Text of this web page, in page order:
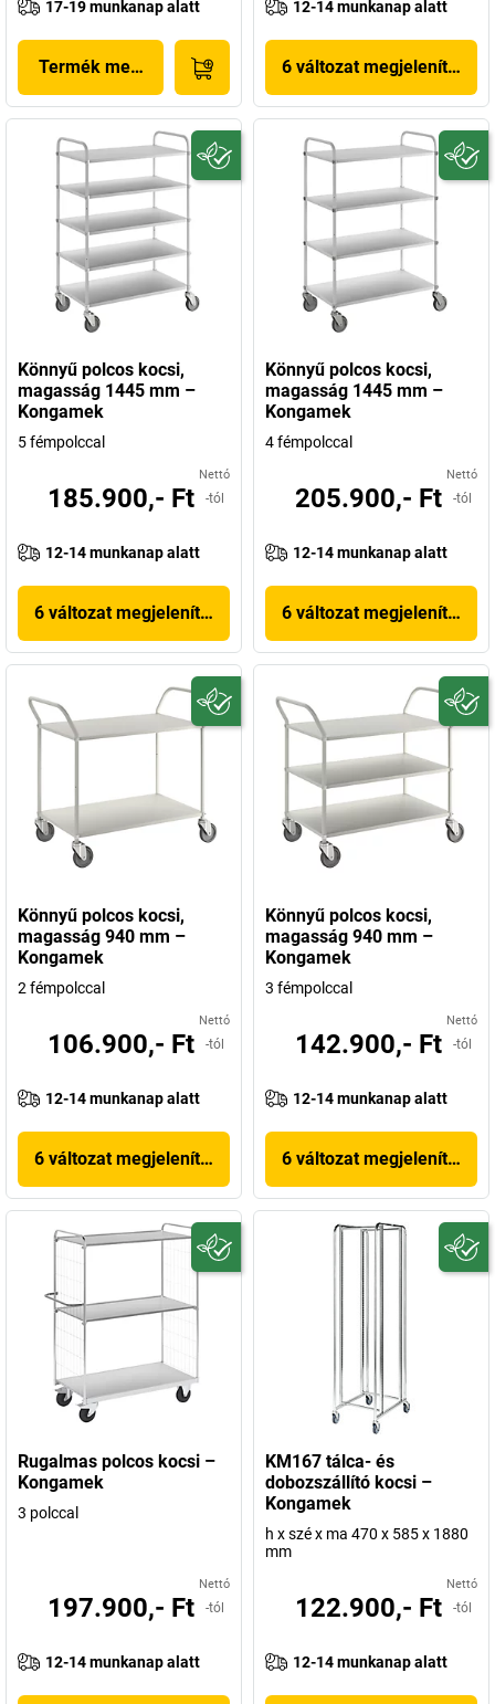
17-19 munkanap alatt
Termék megjelenítése
12-14 munkanap alatt
6 változat megjelenítése
Könnyű polcos kocsi,
magasság 1445 mm –
Kongamek
5 fémpolccal
Nettó
185.900,- Ft -tól
12-14 munkanap alatt
6 változat megjelenítése
Könnyű polcos kocsi,
magasság 1445 mm –
Kongamek
4 fémpolccal
Nettó
205.900,- Ft -tól
12-14 munkanap alatt
6 változat megjelenítése
Könnyű polcos kocsi,
magasság 940 mm –
Kongamek
2 fémpolccal
Nettó
106.900,- Ft -tól
12-14 munkanap alatt
6 változat megjelenítése
Könnyű polcos kocsi,
magasság 940 mm –
Kongamek
3 fémpolccal
Nettó
142.900,- Ft -tól
12-14 munkanap alatt
6 változat megjelenítése
Rugalmas polcos kocsi –
Kongamek
3 polccal
Nettó
197.900,- Ft -tól
12-14 munkanap alatt
KM167 tálca- és
dobozszállító kocsi –
Kongamek
h x szé x ma 470 x 585 x 1880
mm
Nettó
122.900,- Ft -tól
12-14 munkanap alatt